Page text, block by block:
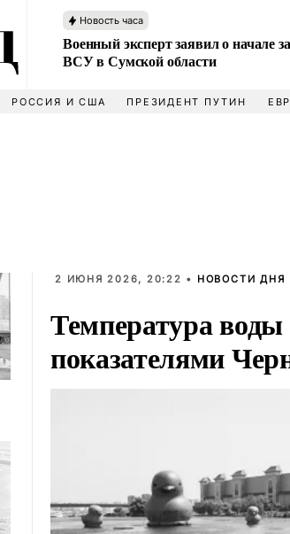
Новость часа
Военный эксперт заявил о начале
ВСУ в Сумской области
РОССИЯ И США ПРЕЗИДЕНТ ПУТИН
2 ИЮНЯ 2026, 20:22 • НОВОСТИ ДНЯ
Температура
показателями